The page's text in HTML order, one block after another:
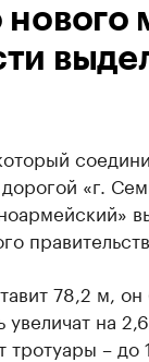
нового
«г.
78,2 м, он
на
– до